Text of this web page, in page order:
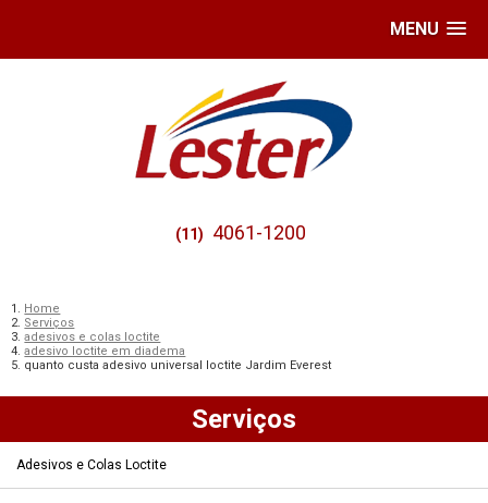
MENU
(11) 4061-1200
Home
Serviços
adesivos e colas loctite
adesivo loctite em diadema
quanto custa adesivo universal loctite Jardim Everest
Serviços
Adesivos e Colas Loctite